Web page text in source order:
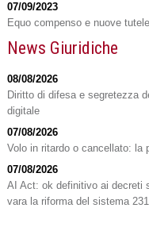
07/09/2023
Equo compenso e nuove
News Giuridiche
08/08/2026
Diritto di difesa e segretezza
digitale
07/08/2026
Volo in ritardo o cancellato: la
07/08/2026
AI Act: ok definitivo ai decreti
vara la riforma del sistema 231